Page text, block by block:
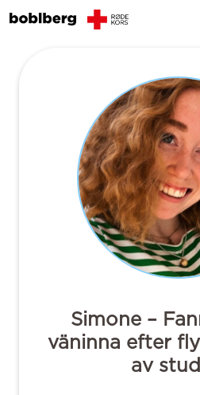
Simone –
väninna efter
av